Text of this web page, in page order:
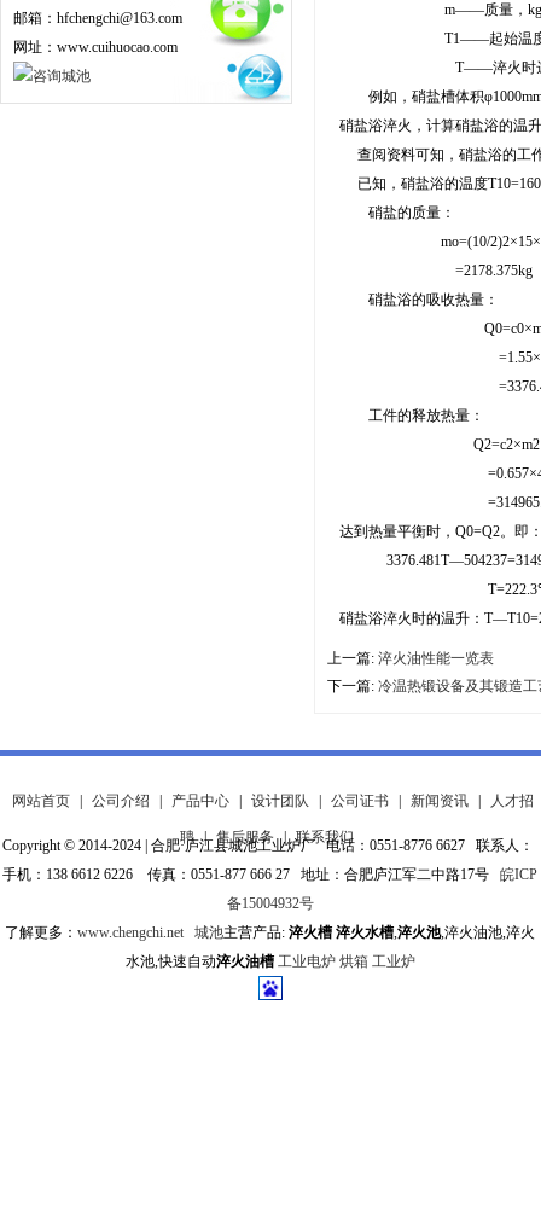
邮箱：hfchengchi@163.com
网址：www.cuihuocao.com
m——质量，kg
T1——起始温度
T——淬火时达到平
例如，硝盐槽体积
硝盐浴淬火，计算硝盐浴的温
查阅资料可知，硝盐浴的工
已知，硝盐浴的温度
硝盐的质量：
mo=(10/
=2178.375kg
硝盐浴的吸收热量：
工件的释放热量：
=0.657×470×（
达到热量平衡时，Q0=Q2。即
硝盐浴淬火时的温升：
上一篇: 淬火油性能一览表
下一篇: 冷温热锻设备及其锻造工
网站首页 公司介绍 产品中心 设计团队 公司证书 新闻资讯 人才招
聘 | 售后服务 | 联系我们
Copyright © 2014-2024 | 合肥·庐江县城池工业炉厂 电话：0551-8776 6627 联系人：
手机：138 6612 6226 传真：0551-877 666 27 地址：合肥庐江军二中路17号皖ICP
备15004932号
了解更多：www.chengchi.net 城池主营产品:淬火槽 淬火水槽,淬火池,淬火油池,淬火
水池,快速自动淬火油槽 工业电炉 烘箱 工业炉